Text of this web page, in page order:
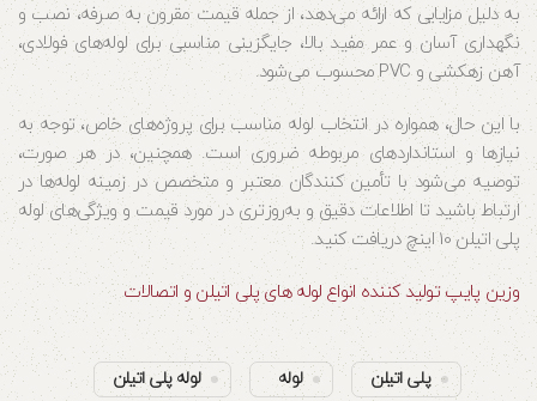
به دلیل مزایایی که ارائه می‌دهد، از جمله قیمت مقرون به صرفه، نصب و
نگهداری آسان و عمر مفید بالا، جایگزینی مناسبی برای لوله‌های فولادی،
آهن زهکشی و PVC محسوب می‌شود.
با این حال، همواره در انتخاب لوله مناسب برای پروژه‌های خاص، توجه به
نیازها و استانداردهای مربوطه ضروری است. همچنین، در هر صورت،
توصیه می‌شود با تأمین کنندگان معتبر و متخصص در زمینه لوله‌ها در
ارتباط باشید تا اطلاعات دقیق و به‌روزتری در مورد قیمت و ویژگی‌های لوله
پلی اتیلن 10 اینچ دریافت کنید.
وزین پایپ تولید کننده انواع لوله های پلی اتیلن و اتصالات
پلی اتیلن لوله لوله پلی اتیلن